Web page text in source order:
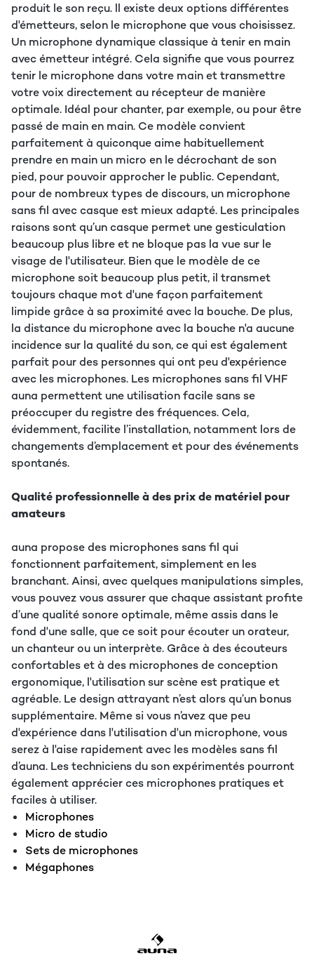
produit le son reçu. ll existe deux options différentes
d'émetteurs, selon le microphone que vous choisissez.
Un microphone dynamique classique à tenir en main
avec émetteur intégré. Cela signifie que vous pourrez
tenir le microphone dans votre main et transmettre
votre voix directement au récepteur de manière
optimale. Idéal pour chanter, par exemple, ou pour être
passé de main en main. Ce modèle convient
parfaitement à quiconque aime habituellement
prendre en main un micro en le décrochant de son
pied, pour pouvoir approcher le public. Cependant,
pour de nombreux types de discours, un microphone
sans fil avec casque est mieux adapté. Les principales
raisons sont qu’un casque permet une gesticulation
beaucoup plus libre et ne bloque pas la vue sur le
visage de l'utilisateur. Bien que le modèle de ce
microphone soit beaucoup plus petit, il transmet
toujours chaque mot d'une façon parfaitement
limpide grâce à sa proximité avec la bouche. De plus,
la distance du microphone avec la bouche n'a aucune
incidence sur la qualité du son, ce qui est également
parfait pour des personnes qui ont peu d'expérience
avec les microphones. Les microphones sans fil VHF
auna permettent une utilisation facile sans se
préoccuper du registre des fréquences. Cela,
évidemment, facilite l’installation, notamment lors de
changements d’emplacement et pour des événements
spontanés.
Qualité professionnelle à des prix de matériel pour
amateurs
auna propose des microphones sans fil qui
fonctionnent parfaitement, simplement en les
branchant. Ainsi, avec quelques manipulations simples,
vous pouvez vous assurer que chaque assistant profite
d’une qualité sonore optimale, même assis dans le
fond d'une salle, que ce soit pour écouter un orateur,
un chanteur ou un interprète. Grâce à des écouteurs
confortables et à des microphones de conception
ergonomique, l'utilisation sur scène est pratique et
agréable. Le design attrayant n’est alors qu’un bonus
supplémentaire. Même si vous n’avez que peu
d'expérience dans l'utilisation d'un microphone, vous
serez à l'aise rapidement avec les modèles sans fil
d’auna. Les techniciens du son expérimentés pourront
également apprécier ces microphones pratiques et
faciles à utiliser.
Microphones
Micro de studio
Sets de microphones
Mégaphones